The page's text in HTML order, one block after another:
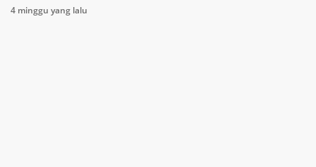
4 minggu yang lalu